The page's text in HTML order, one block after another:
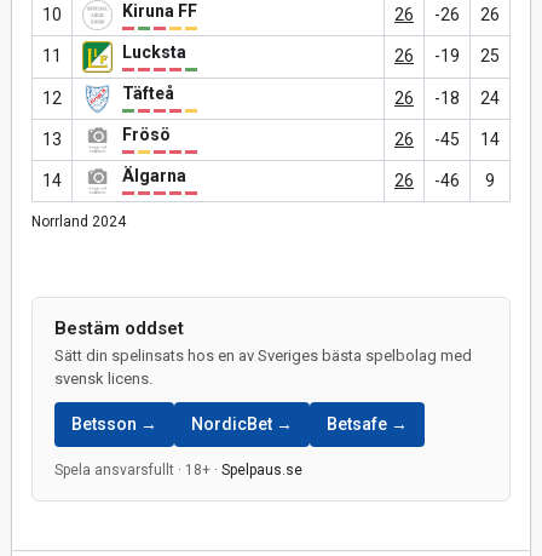
10 Kiruna FF 26 -26 26
11 Lucksta 26 -19 25
12 Täfteå 26 -18 24
13 Frösö 26 -45 14
14 Älgarna 26 -46 9
Norrland 2024
Bestäm oddset
Sätt din spelinsats hos en av Sveriges bästa spelbolag med
svensk licens.
Betsson → NordicBet → Betsafe →
Spela ansvarsfullt · 18+ · Spelpaus.se